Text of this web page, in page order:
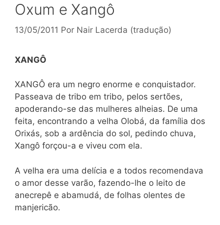
Oxum e Xangô
13/05/2011 Por Nair Lacerda (tradução)
XANGÔ
XANGÔ era um negro enorme e conquistador.
Passeava de tribo em tribo, pelos sertões,
apoderando-se das mulheres alheias. De uma
feita, encontrando a velha Olobá, da família dos
Orixás, sob a ardência do sol, pedindo chuva,
Xangô forçou-a e viveu com ela.
A velha era uma delícia e a todos recomendava
o amor desse varão, fazendo-lhe o leito de
anecrepê e abamudá, de folhas olentes de
manjericão.